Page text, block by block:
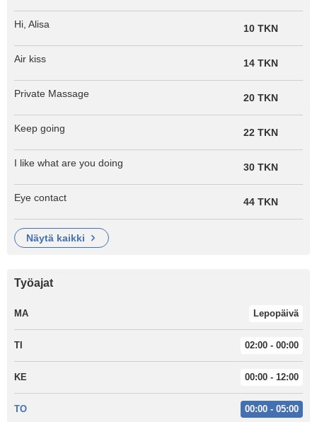
Hi, Alisa 10 TKN
Air kiss 14 TKN
Private Massage 20 TKN
Keep going 22 TKN
I like what are you doing 30 TKN
Eye contact 44 TKN
näytä kaikki
Työajat
MA Lepopäivä
TI 02:00 - 00:00
KE 00:00 - 12:00
TO 00:00 - 05:00